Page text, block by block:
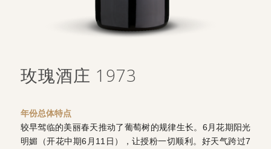
玫瑰酒庄 1973
年份总体特点
较早驾临的美丽春天推动了葡萄树的规律生长。6月花期阳光
明媚（开花中期6月11日），让授粉一切顺利。好天气跨过7